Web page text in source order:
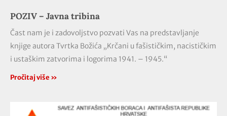
POZIV – Javna tribina
Čast nam je i zadovoljstvo pozvati Vas na predstavljanje
knjige autora Tvrtka Božića „Krčani u fašističkim, nacističkim
i ustaškim zatvorima i logorima 1941. – 1945.“
Pročitaj više »